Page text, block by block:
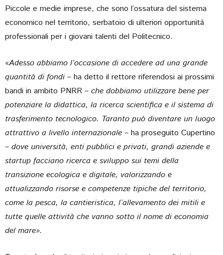
Piccole e medie imprese, che sono l’ossatura del sistema
economico nel territorio, serbatoio di ulteriori opportunità
professionali per i giovani talenti del Politecnico.
«Adesso abbiamo l’occasione di accedere ad una grande
quantità di fondi – ha detto il rettore riferendosi ai prossimi
bandi in ambito PNRR – che dobbiamo utilizzare bene per
potenziare la didattica, la ricerca scientifica e il sistema di
trasferimento tecnologico. Taranto può diventare un luogo
attrattivo a livello internazionale – ha proseguito Cupertino
– dove università, enti pubblici e privati, grandi aziende e
startup facciano ricerca e sviluppo sui temi della
transizione ecologica e digitale, valorizzando e
attualizzando risorse e competenze tipiche del territorio,
come la pesca, la cantieristica, l’allevamento dei mitili e
tutte quelle attività che vanno sotto il nome di economia
del mare».